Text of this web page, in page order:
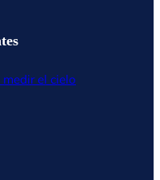
el cielo